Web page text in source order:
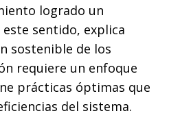
logrado un
sentido, explica
sostenible de los
requiere un enfoque
prácticas óptimas que
del sistema.